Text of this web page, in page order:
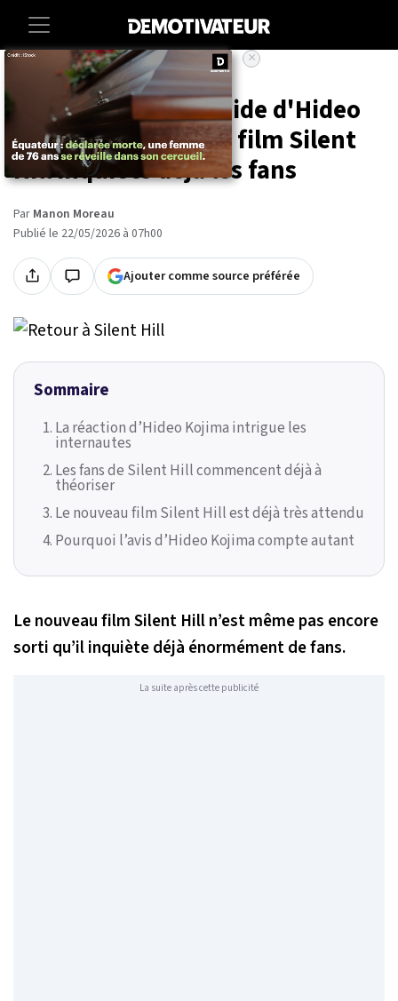
Entertainment Series
La réaction très froide d'Hideo
Kojima au nouveau film Silent
Hill inquiète déjà les fans
Par Manon Moreau
Publié le 22/05/2026 à 07h00
Ajouter comme source préférée
Sommaire
La réaction d’Hideo Kojima intrigue les
internautes
Les fans de Silent Hill commencent déjà à
théoriser
Le nouveau film Silent Hill est déjà très attendu
Pourquoi l’avis d’Hideo Kojima compte autant
Le nouveau filmSilent Hilln’est même pas encore
sorti qu’il inquiète déjà énormément de fans.
La suite après cette publicité
×